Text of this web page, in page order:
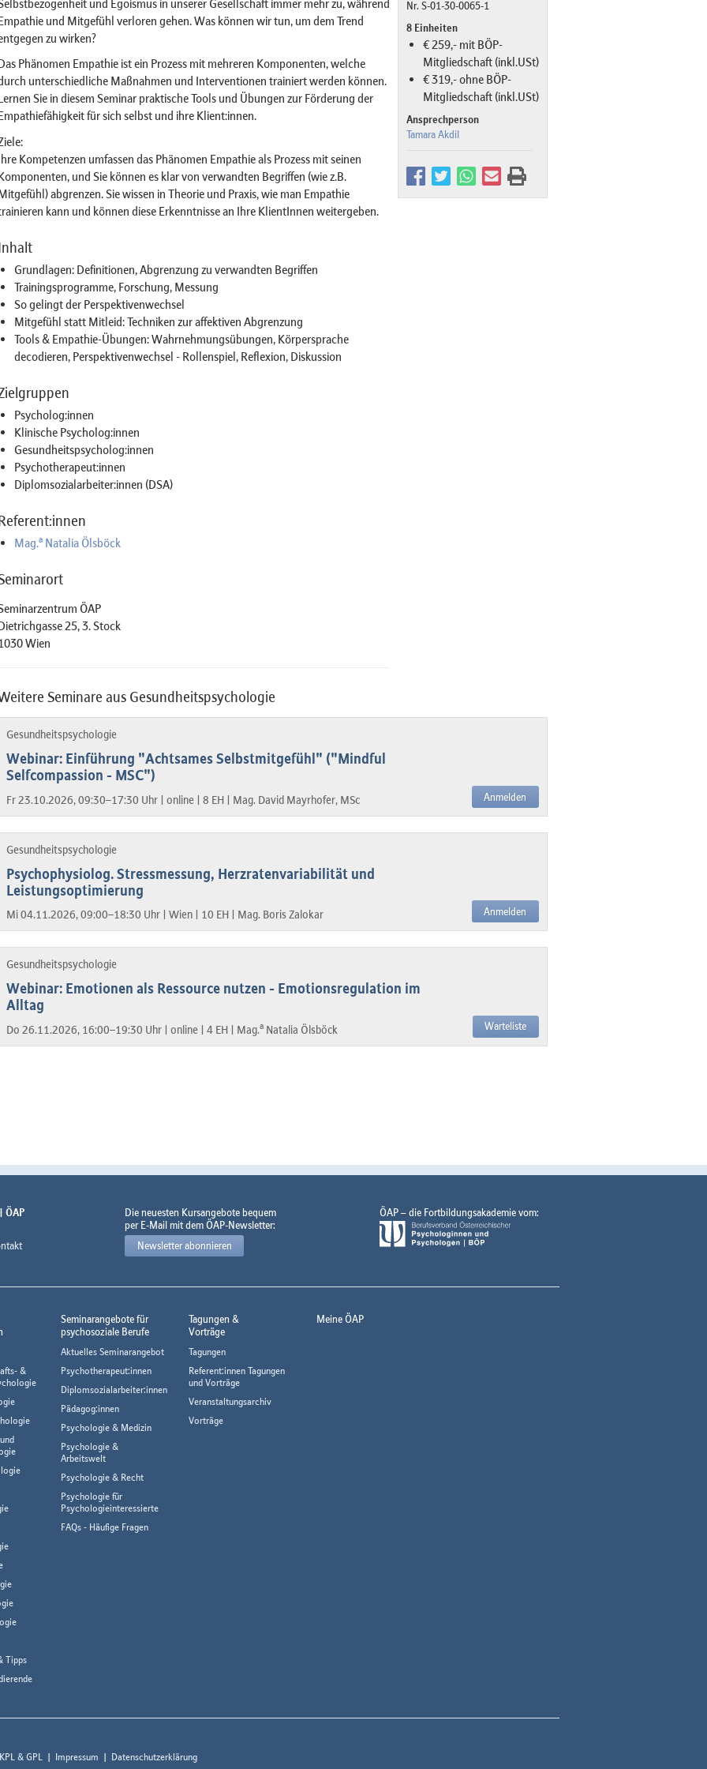
Nr. S-01-30-0065-1
8 Einheiten
€ 259,- mit BÖP-
Mitgliedschaft (inkl.USt)
€ 319,- ohne BÖP-
Mitgliedschaft (inkl.USt)
Ansprechperson
Tamara Akdil
und Egoismus in unserer Gesellschaft immer mehr zu, während
und Mitgefühl verloren gehen. Was können wir tun, um dem Trend
zu wirken?
Phänomen Empathie ist ein Prozess mit mehreren Komponenten, welche
unterschiedliche Maßnahmen und Interventionen trainiert werden können.
Sie in diesem Seminar praktische Tools und Übungen zur Förderung der
für sich selbst und ihre Klient:innen.
Kompetenzen umfassen das Phänomen Empathie als Prozess mit seinen
und Sie können es klar von verwandten Begriffen (wie z.B.
abgrenzen. Sie wissen in Theorie und Praxis, wie man Empathie
kann und können diese Erkenntnisse an Ihre KlientInnen weitergeben.
Grundlagen: Definitionen, Abgrenzung zu verwandten Begriffen
Trainingsprogramme, Forschung, Messung
So gelingt der Perspektivenwechsel
Mitgefühl statt Mitleid: Techniken zur affektiven Abgrenzung
Tools & Empathie-Übungen: Wahrnehmungsübungen, Körpersprache
decodieren, Perspektivenwechsel - Rollenspiel, Reflexion, Diskussion
Psycholog:innen
Klinische Psycholog:innen
Gesundheitspsycholog:innen
Psychotherapeut:innen
Diplomsozialarbeiter:innen (DSA)
Mag. aNatalia Ölsböck
ÖAP
25, 3. Stock
Wien
Seminare aus Gesundheitspsychologie
Gesundheitspsychologie
Webinar: Einführung "Achtsames Selbstmitgefühl" ("Mindful
Selfcompassion - MSC")
Fr 23.10.2026, 09:30–17:30 Uhr | online | 8 EH | Mag. David Mayrhofer, MSc Anmelden
Gesundheitspsychologie
Psychophysiolog. Stressmessung, Herzratenvariabilität und
Leistungsoptimierung
Mi 04.11.2026, 09:00–18:30 Uhr | Wien | 10 EH | Mag. Boris Zalokar Anmelden
Gesundheitspsychologie
Webinar: Emotionen als Ressource nutzen - Emotionsregulation im
Alltag
Do 26.11.2026, 16:00–19:30 Uhr | online | 4 EH | Mag.aNatalia Ölsböck Warteliste
ÖAP
Die neuesten Kursangebote bequem
per E-Mail mit dem ÖAP-Newsletter:
Newsletter abonnieren
ÖAP – die Fortbildungsakademie vom:
&
Tipps
Seminarangebote für
psychosoziale Berufe
Aktuelles Seminarangebot
Psychotherapeut:innen
Diplomsozialarbeiter:innen
Pädagog:innen
Psychologie & Medizin
Psychologie &
Arbeitswelt
Psychologie & Recht
Psychologie für
Psychologieinteressierte
FAQs - Häufige Fragen
Tagungen &
Vorträge
Tagungen
Referent:innen Tagungen
und Vorträge
Veranstaltungsarchiv
Vorträge
Meine ÖAP
& GPL Impressum Datenschutzerklärung